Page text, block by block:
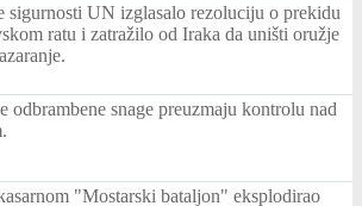
sigurnosti UN izglasalo rezoluciju o prekidu
ratu i zatražilo od Iraka da uništi oružje
odbrambene snage preuzmaju kontrolu nad
"Mostarski bataljon" eksplodirao